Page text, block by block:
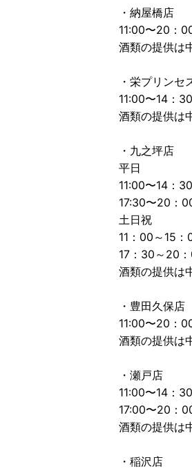
・納屋橋店
11:00〜20：
酒類の提供は
・栄プリンセ
11:00〜14：
酒類の提供は
・九之坪店
平日
11:00〜14：
17:30〜20：
土日祝
11：00～15：
17：30～20
酒類の提供は
・豊田久保店
11:00〜20：
酒類の提供は
・瀬戸店
11:00〜14：
17:00〜20：
酒類の提供は
・稲沢店